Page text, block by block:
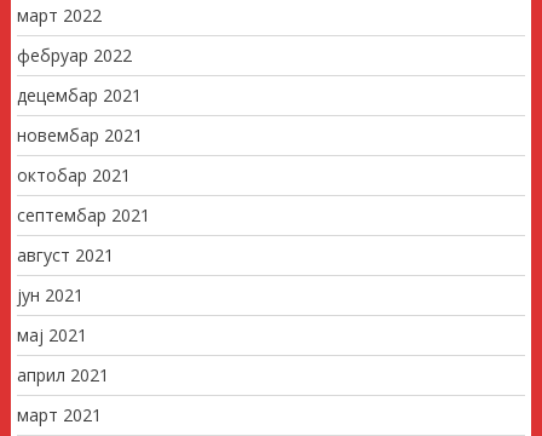
март 2022
фебруар 2022
децембар 2021
новембар 2021
октобар 2021
септембар 2021
август 2021
јун 2021
мај 2021
април 2021
март 2021